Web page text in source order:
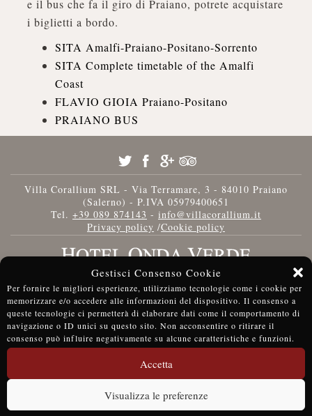
Gestisci Consenso Cookie
Per fornire le migliori esperienze, utilizziamo tecnologie come i cookie per
memorizzare e/o accedere alle informazioni del dispositivo. Il consenso a
queste tecnologie ci permetterà di elaborare dati come il comportamento di
navigazione o ID unici su questo sito. Non acconsentire o ritirare il
consenso può influire negativamente su alcune caratteristiche e funzioni.
Accetta
Visualizza le preferenze
e il bus che fa il giro di Praiano, potrete acquistare
i biglietti a bordo.
SITA Amalfi-Praiano-Positano-Sorrento
SITA Complete timetable of the Amalfi
Coast
FLAVIO GIOIA Praiano-Positano
PRAIANO BUS
Villa Corallium SRL - Via Terramare, 3 - 84010 Praiano
(Salerno) - P.IVA 05979400651
Tel. +39 089 874143 - info@villacorallium.it
Privacy policy /Cookie policy